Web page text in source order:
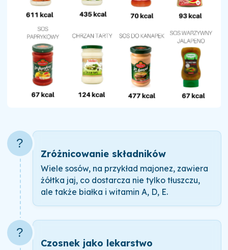
?
Zróżnicowanie składników
Wiele sosów, na przykład majonez, zawiera
żółtka jaj, co dostarcza nie tylko tłuszczu,
ale także białka i witamin A, D, E.
?
Czosnek jako lekarstwo